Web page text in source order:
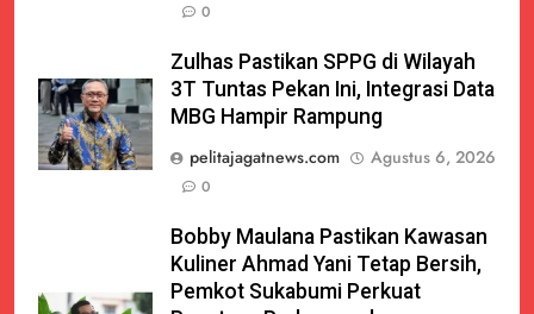
0
Zulhas Pastikan SPPG di Wilayah
3T Tuntas Pekan Ini, Integrasi Data
MBG Hampir Rampung
pelitajagatnews.com
Agustus 6, 2026
0
Bobby Maulana Pastikan Kawasan
Kuliner Ahmad Yani Tetap Bersih,
Pemkot Sukabumi Perkuat